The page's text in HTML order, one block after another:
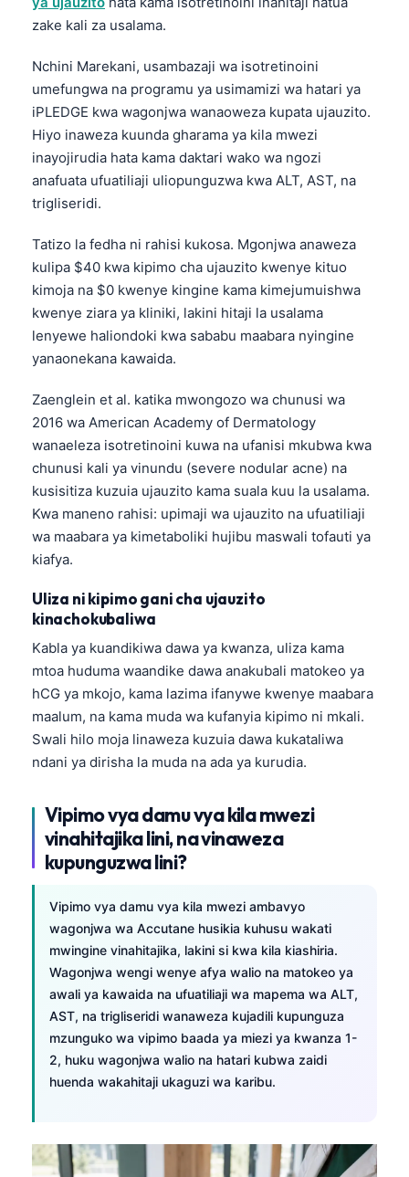
zake kali za usalama.
Nchini Marekani, usambazaji wa isotretinoini
umefungwa na programu ya usimamizi wa hatari ya
iPLEDGE kwa wagonjwa wanaoweza kupata ujauzito.
Hiyo inaweza kuunda gharama ya kila mwezi
inayojirudia hata kama daktari wako wa ngozi
anafuata ufuatiliaji uliopunguzwa kwa ALT, AST, na
trigliseridi.
Tatizo la fedha ni rahisi kukosa. Mgonjwa anaweza
kulipa $40 kwa kipimo cha ujauzito kwenye kituo
kimoja na $0 kwenye kingine kama kimejumuishwa
kwenye ziara ya kliniki, lakini hitaji la usalama
lenyewe haliondoki kwa sababu maabara nyingine
yanaonekana kawaida.
Zaenglein et al. katika mwongozo wa chunusi wa
2016 wa American Academy of Dermatology
wanaeleza isotretinoini kuwa na ufanisi mkubwa kwa
chunusi kali ya vinundu (severe nodular acne) na
kusisitiza kuzuia ujauzito kama suala kuu la usalama.
Kwa maneno rahisi: upimaji wa ujauzito na ufuatiliaji
wa maabara ya kimetaboliki hujibu maswali tofauti ya
kiafya.
Uliza ni kipimo gani cha ujauzito
kinachokubaliwa
Kabla ya kuandikiwa dawa ya kwanza, uliza kama
mtoa huduma waandike dawa anakubali matokeo ya
hCG ya mkojo, kama lazima ifanywe kwenye maabara
maalum, na kama muda wa kufanyia kipimo ni mkali.
Swali hilo moja linaweza kuzuia dawa kukataliwa
ndani ya dirisha la muda na ada ya kurudia.
Vipimo vya damu vya kila mwezi
vinahitajika lini, na vinaweza
kupunguzwa lini?
Vipimo vya damu vya kila mwezi ambavyo
wagonjwa wa Accutane husikia kuhusu wakati
mwingine vinahitajika, lakini si kwa kila kiashiria.
Wagonjwa wengi wenye afya walio na matokeo ya
awali ya kawaida na ufuatiliaji wa mapema wa ALT,
AST, na trigliseridi wanaweza kujadili kupunguza
mzunguko wa vipimo baada ya miezi ya kwanza 1-
2, huku wagonjwa walio na hatari kubwa zaidi
huenda wakahitaji ukaguzi wa karibu.
العربية المغربية
ພາສາລາວ
Basa Jawa
Cebuano
ئۇيغۇرچە
Кыргызча
Татар теле
Esperanto
Frysk
Ślōnskŏ gŏdka